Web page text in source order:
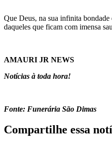
Que Deus, na sua infinita
daqueles que ficam com imensa
AMAURI JR NEWS
Notícias à toda hora!
Fonte: Funerária São Dimas
Compartilhe essa